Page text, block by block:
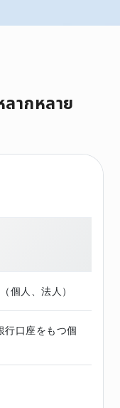
ลากหลาย
個⼈、法⼈）
行口座をもつ個